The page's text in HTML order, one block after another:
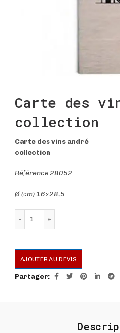
Carte des
collection
Carte des vins andré
collection
Référence 28052
Ø (cm) 16×28,5
AJOUTER AU DEVIS
Partager